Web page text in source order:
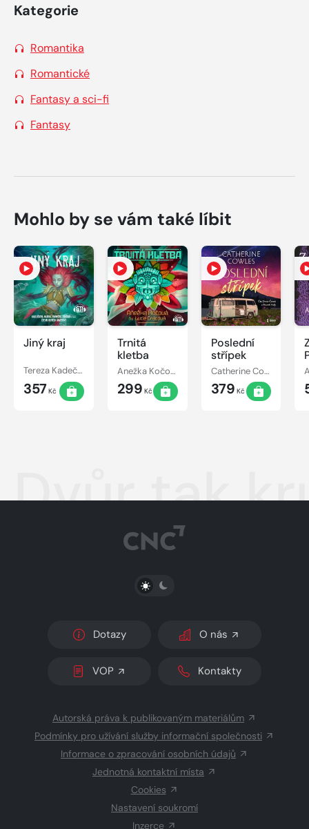
Kategorie
Romantika
Romantické
Fantasy a sci-fi
Fantasy
Mohlo by se vám také líbit
Jiný kraj
Tereza Kadečková, Tereza Matoušková
357Kč
Trnitá
kletba
Anežka Kočová
299 Kč
Poslední
střípek
Catherine Cowles
379 Kč
Dvůr tak
PŘEPNOUT SVĚTLÝ/TMAVÝ REŽIM
Dotazy O nás
VOP Kontakty
Autorská práva k publikovaným materiálům
Podmínky pro užívání služby informační společnosti
Informace o zpracování osobních údajů
Jednotná kontaktní místa
Cookies
Nastavení soukromí
Inzerce